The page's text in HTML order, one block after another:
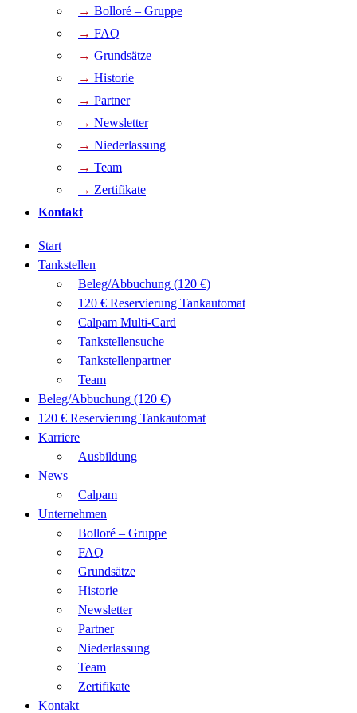
→ Bolloré – Gruppe
→ FAQ
→ Grundsätze
→ Historie
→ Partner
→ Newsletter
→ Niederlassung
→ Team
→ Zertifikate
Kontakt
Start
Tankstellen
Beleg/Abbuchung (120 €)
120 € Reservierung Tankautomat
Calpam Multi-Card
Tankstellensuche
Tankstellenpartner
Team
Beleg/Abbuchung (120 €)
120 € Reservierung Tankautomat
Karriere
Ausbildung
News
Calpam
Unternehmen
Bolloré – Gruppe
FAQ
Grundsätze
Historie
Newsletter
Partner
Niederlassung
Team
Zertifikate
Kontakt